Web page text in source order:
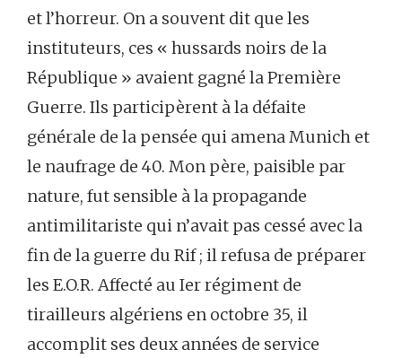
et l’horreur. On a souvent dit que les
instituteurs, ces « hussards noirs de la
République » avaient gagné la Première
Guerre. Ils participèrent à la défaite
générale de la pensée qui amena Munich et
le naufrage de 40. Mon père, paisible par
nature, fut sensible à la propagande
antimilitariste qui n’avait pas cessé avec la
fin de la guerre du Rif ; il refusa de préparer
les E.O.R. Affecté au Ier régiment de
tirailleurs algériens en octobre 35, il
accomplit ses deux années de service